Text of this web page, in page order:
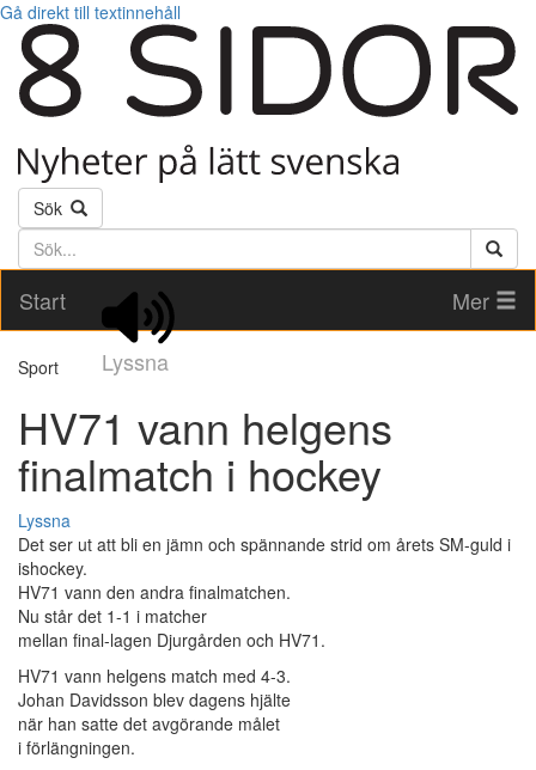
Gå direkt till textinnehåll
Sök
Söktext
Start
Lyssna
Mer
Sport
HV71 vann helgens
finalmatch i hockey
Lyssna
Det ser ut att bli en jämn och spännande strid om årets SM-guld i
ishockey.
HV71 vann den andra finalmatchen.
Nu står det 1-1 i matcher
mellan final-lagen Djurgården och HV71.
HV71 vann helgens match med 4-3.
Johan Davidsson blev dagens hjälte
när han satte det avgörande målet
i förlängningen.